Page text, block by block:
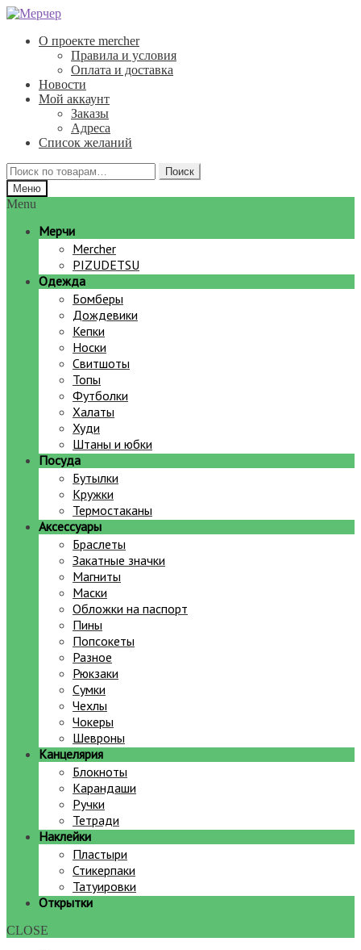
Перейти
навигации
Перейти
содержимому
О проекте mercher
Правила и условия
Оплата и доставка
Новости
Мой аккаунт
Заказы
Адреса
Список желаний
Искать:
Поиск
Меню
Menu
Мерчи
Mercher
PIZUDETSU
Одежда
Бомберы
Дождевики
Кепки
Носки
Свитшоты
Топы
Футболки
Халаты
Худи
Штаны и юбки
Посуда
Бутылки
Кружки
Термостаканы
Аксессуары
Браслеты
Закатные значки
Магниты
Маски
Обложки на паспорт
Пины
Попсокеты
Разное
Рюкзаки
Сумки
Чехлы
Чокеры
Шевроны
Канцелярия
Блокноты
Карандаши
Ручки
Тетради
Наклейки
Пластыри
Стикерпаки
Татуировки
Открытки
CLOSE